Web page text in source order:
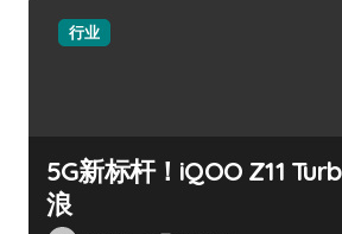
行业
5G新标杆！iQOO Z11
浪